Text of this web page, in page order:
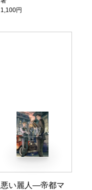
1,100円
悪い麗人―帝都マ